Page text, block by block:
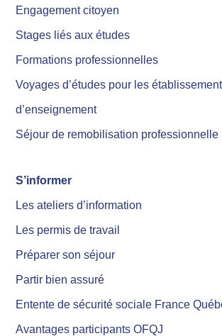
Engagement citoyen
Stages liés aux études
Formations professionnelles
Voyages d’études pour les
d’enseignement
Séjour de remobilisation professionnelle
S’informer
Les ateliers d’information
Les permis de travail
Préparer son séjour
Partir bien assuré
Entente de sécurité sociale France
Avantages participants OFQJ